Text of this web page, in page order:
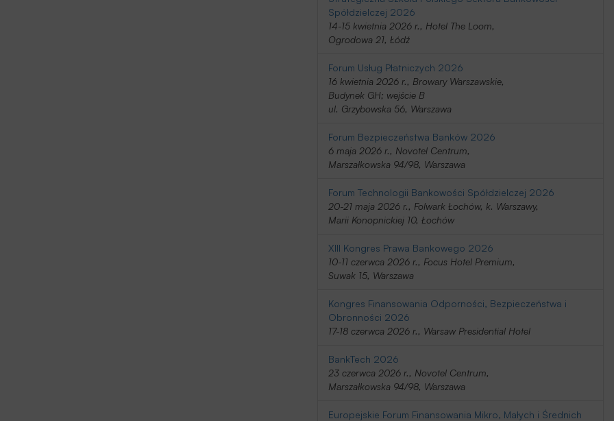
Spółdzielczej 2026
14-15 kwietnia 2026 r., Hotel The Loom,
Ogrodowa 21, Łódź
Forum Usług Płatniczych 2026
16 kwietnia 2026 r., Browary Warszawskie,
Budynek GH; wejście B
ul. Grzybowska 56, Warszawa
Forum Bezpieczeństwa Banków 2026
6 maja 2026 r., Novotel Centrum,
Marszałkowska 94/98, Warszawa
Forum Technologii Bankowości Spółdzielczej 2026
20-21 maja 2026 r., Folwark Łochów, k. Warszawy,
Marii Konopnickiej 10, Łochów
XIII Kongres Prawa Bankowego 2026
10-11 czerwca 2026 r., Focus Hotel Premium,
Suwak 15, Warszawa
Kongres Finansowania Odporności, Bezpieczeństwa i
Obronności 2026
17-18 czerwca 2026 r., Warsaw Presidential Hotel
BankTech 2026
23 czerwca 2026 r., Novotel Centrum,
Marszałkowska 94/98, Warszawa
Europejskie Forum Finansowania Mikro, Małych i Średnich